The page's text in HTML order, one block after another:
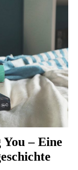
– Eine